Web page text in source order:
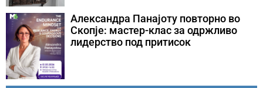
Александра Панајоту повторно во
Скопје: мастер-клас за одржливо
лидерство под притисок